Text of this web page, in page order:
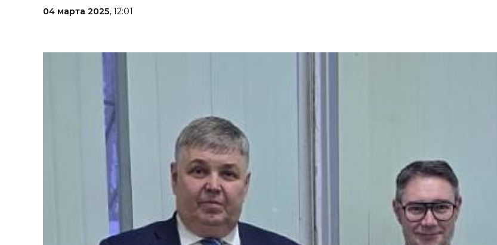
04 марта 2025, 12:01